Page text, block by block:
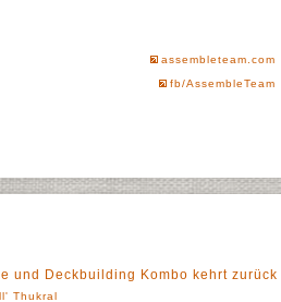
assembleteam.com
fb/AssembleTeam
und Deckbuilding Kombo kehrt zurück
Thukral